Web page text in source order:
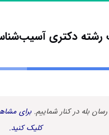
رشته دکتری
بله در کنار شماییم. برای
کلیک کنید.